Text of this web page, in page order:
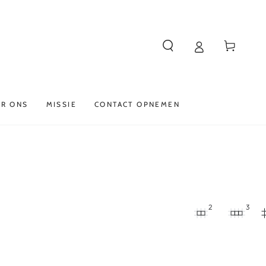
ONS MISSIE CONTACT OPNEMEN
Winkelwagen
2 3